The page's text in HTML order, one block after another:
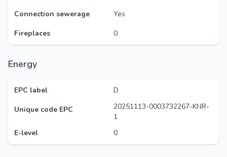
Connection sewerage
Yes
Fireplaces
0
Energy
EPC label
D
Unique code EPC
20251113-0003732267-KNR-
1
E-level
0